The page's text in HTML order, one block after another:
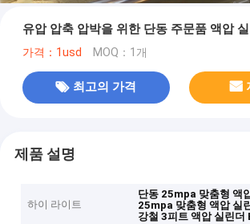
유압 압축 압박을 위한 단동 주문품 액압 실
가격：1usd MOQ：1개
최고의 가격
제품 설명
하이 라이트
단동 25mpa 맞춤형 액
25mpa 맞춤형 액압 실
강철 3피트 액압 실린